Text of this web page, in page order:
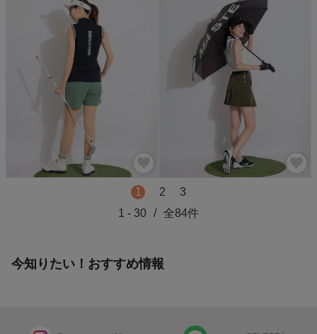
1 2
3
1 - 30 / 全84件
今知りたい！おすすめ情報